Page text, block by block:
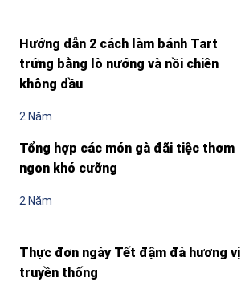
Hướng dẫn 2 cách làm bánh Tart
trứng bằng lò nướng và nồi chiên
không dầu
2 Năm
Tổng hợp các món gà đãi tiệc thơm
ngon khó cưỡng
2 Năm
Thực đơn ngày Tết đậm đà hương vị
truyền thống